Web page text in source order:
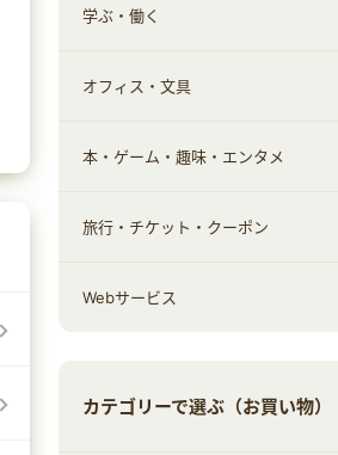
その他投資
その他金融
住まい・暮らし
不動産
引越し
エコ・エネルギー
車情報・カーシェア・レンタル
すべて見る
ギフト・贈答品
学ぶ・働く
すべて見る
習い事・学習・学校
仕事・転職
オフィス・文具
すべて見る
オフィス・文具
本・ゲーム・趣味・エンタメ
すべて見る
ゲーム・趣味
旅行・チケット・クーポン
すべて見る
Webサービス
カテゴリーで選ぶ（お買い物）